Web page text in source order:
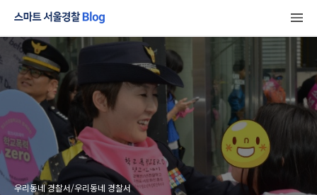
우리동네 경찰서/우리동네 경찰서